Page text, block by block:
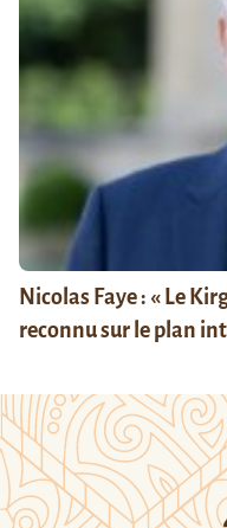
Nicolas Faye : « Le
reconnu sur le plan